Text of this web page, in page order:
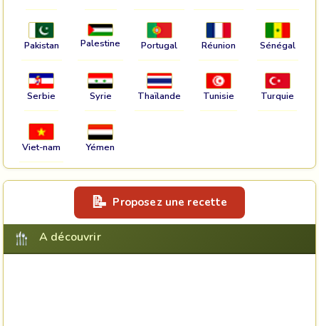
Pakistan Palestine Portugal Réunion Sénégal
Serbie Syrie Thaïlande Tunisie Turquie
Viet-nam Yémen
Proposez une recette
A découvrir